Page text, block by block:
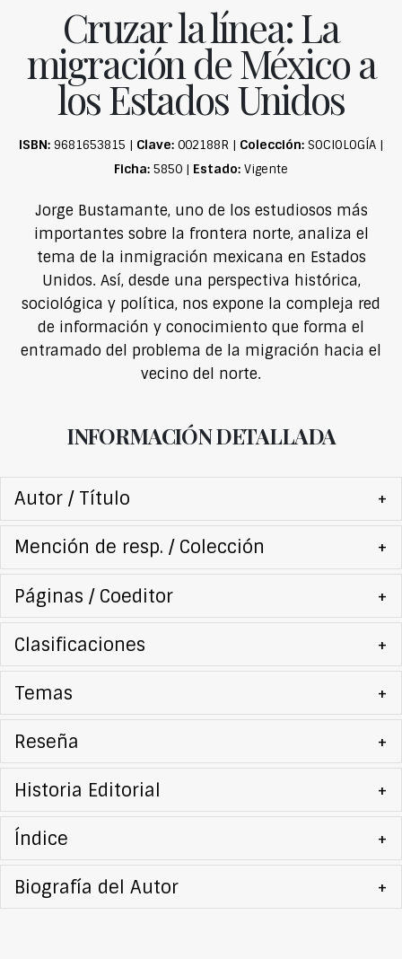
Cruzar la línea: La
migración de México a
los Estados Unidos
ISBN: 9681653815 | Clave: 002188R | Colección: SOCIOLOGÍA |
Ficha: 5850 | Estado: Vigente
Jorge Bustamante, uno de los estudiosos más
importantes sobre la frontera norte, analiza el
tema de la inmigración mexicana en Estados
Unidos. Así, desde una perspectiva histórica,
sociológica y política, nos expone la compleja red
de información y conocimiento que forma el
entramado del problema de la migración hacia el
vecino del norte.
INFORMACIÓN DETALLADA
Autor / Título +
Mención de resp. / Colección +
Páginas / Coeditor +
Clasificaciones +
Temas +
Reseña +
Historia Editorial +
Índice +
Biografía del Autor +